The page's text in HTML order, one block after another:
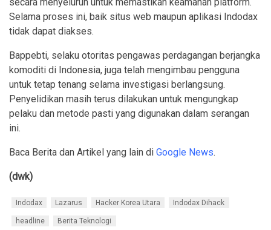
Selama proses ini, baik situs web maupun aplikasi Indodax
tidak dapat diakses.
Bappebti, selaku otoritas pengawas perdagangan berjangka
komoditi di Indonesia, juga telah mengimbau pengguna
untuk tetap tenang selama investigasi berlangsung.
Penyelidikan masih terus dilakukan untuk mengungkap
pelaku dan metode pasti yang digunakan dalam serangan
ini.
Baca Berita dan Artikel yang lain di Google News.
(dwk)
Indodax Lazarus Hacker Korea Utara Indodax Dihack
headline Berita Teknologi